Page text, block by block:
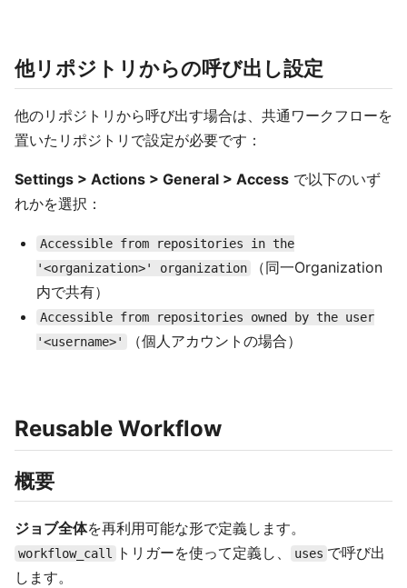
他リポジトリからの呼び出し設定
他のリポジトリから呼び出す場合は、共通ワークフローを
置いたリポジトリで設定が必要です：
Settings > Actions > General > Access で以下のいず
れかを選択：
Accessible from repositories in the
'<organization>' organization
（同一Organization
内で共有）
Accessible from repositories owned by the user
'<username>'
（個人アカウントの場合）
Reusable Workflow
概要
ジョブ全体を再利用可能な形で定義します。
workflow_call トリガーを使って定義し、 uses で呼び出
します。